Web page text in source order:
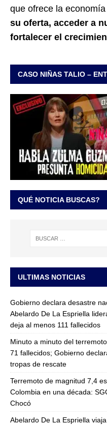
que ofrece la
su oferta, acceder a
fortalecer el
CASO NIÑAS TALIO –
QUÉ NOTICIA BUSCAS?
ULTIMAS NOTICIAS
Gobierno declara desastre
Abelardo De La Espriella
deja al menos 111 fallecidos
Minuto a minuto del
71 fallecidos; Gobierno
tropas de rescate
Terremoto de magnitud 7,4
Colombia en una década:
Chocó
Abelardo De La Espriella